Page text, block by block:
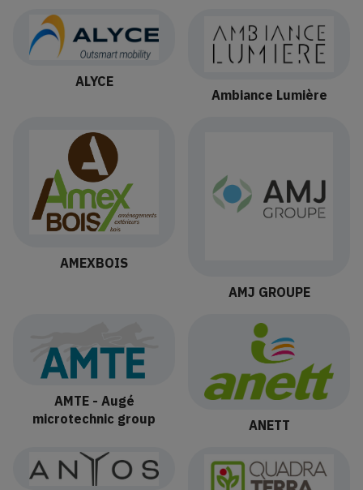
ALYCE
Ambiance Lumière
AMEXBOIS
AMJ GROUPE
AMTE - Augé
microtechnic group
ANETT